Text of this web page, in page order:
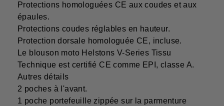
Protections homologuées CE aux coudes et aux
épaules.
Protections coudes réglables en hauteur.
Protection dorsale homologuée CE, incluse.
Le blouson moto Helstons V-Series Tissu
Technique est certifié CE comme EPI, classe A.
Autres détails
2 poches à l'avant.
1 poche portefeuille zippée sur la parmenture